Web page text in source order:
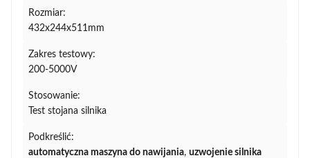
Rozmiar:
432x244x511mm
Zakres testowy:
200-5000V
Stosowanie:
Test stojana silnika
Podkreślić:
automatyczna maszyna do nawijania, uzwojenie silnika